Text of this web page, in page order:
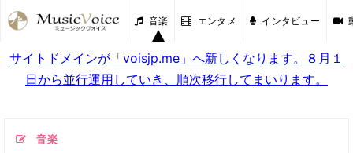
音楽 エンタメ インタビュー
サイトドメインが「voisjp.me」へ新しくなります。８月１
日から並行運用していき、順次移行してまいります。
音楽